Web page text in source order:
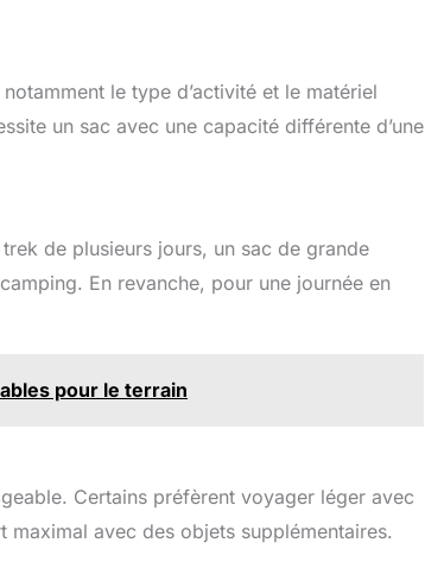
le type d’activité et le matériel
un sac avec une capacité différente d’une
de plusieurs jours, un sac de grande
En revanche, pour une journée en
pour le terrain
Certains préfèrent voyager léger avec
avec des objets supplémentaires.